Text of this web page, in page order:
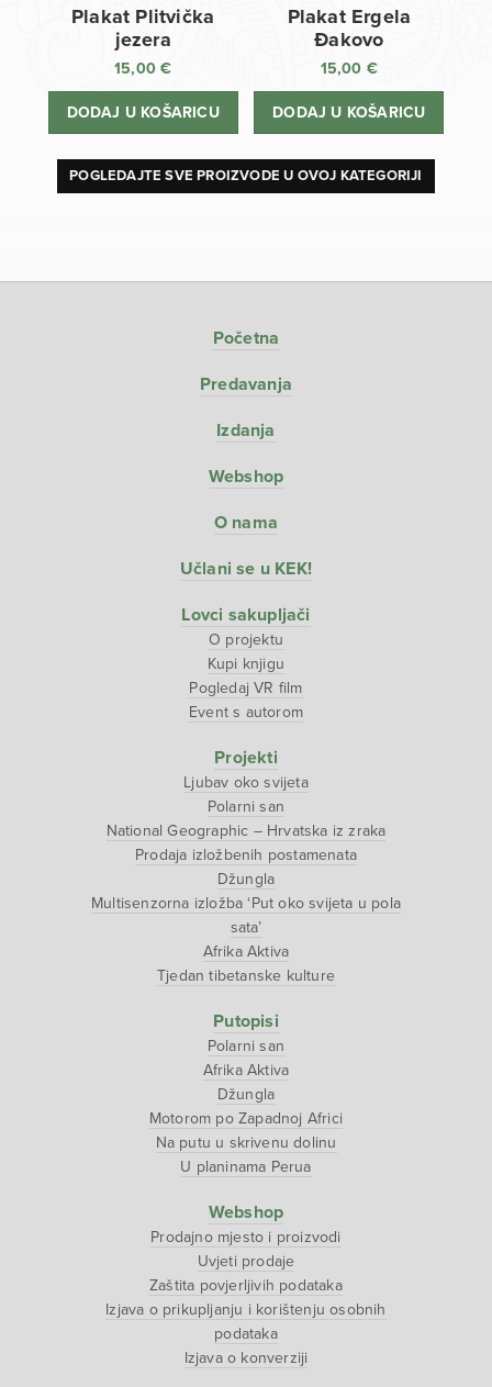
Plakat Plitvička
jezera
15,00€
DODAJ U KOŠARICU
Plakat Ergela
Đakovo
15,00 €
DODAJ U KOŠARICU
POGLEDAJTE SVE PROIZVODE U OVOJ KATEGORIJI
Početna
Predavanja
Izdanja
Webshop
O nama
Učlani se u KEK!
Lovci sakupljači
O projektu
Kupi knjigu
Pogledaj VR film
Event s autorom
Projekti
Ljubav oko svijeta
Polarni san
National Geographic – Hrvatska iz zraka
Prodaja izložbenih postamenata
Džungla
Multisenzorna izložba ‘Put oko svijeta u pola
sata’
Afrika Aktiva
Tjedan tibetanske kulture
Putopisi
Polarni san
Afrika Aktiva
Džungla
Motorom po Zapadnoj Africi
Na putu u skrivenu dolinu
U planinama Perua
Webshop
Prodajno mjesto i proizvodi
Uvjeti prodaje
Zaštita povjerljivih podataka
Izjava o prikupljanju i korištenju osobnih
podataka
Izjava o konverziji